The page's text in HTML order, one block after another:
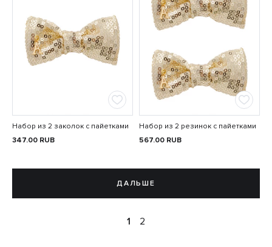
Набор из 2 заколок с пайетками
347.00 RUB
Набор из 2 резинок с пайетками
567.00 RUB
ДАЛЬШЕ
1 2